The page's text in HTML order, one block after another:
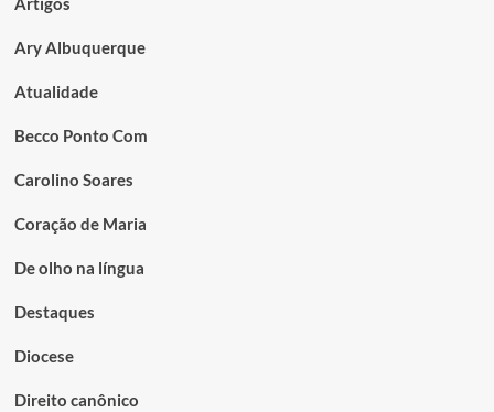
Ary Albuquerque
Atualidade
Becco Ponto Com
Carolino Soares
Coração de Maria
De olho na língua
Destaques
Diocese
Direito canônico